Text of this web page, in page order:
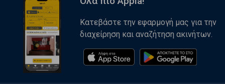
Κατεβάστε την εφαρμογή μας για την
διαχείρηση και αναζήτηση ακινήτων.